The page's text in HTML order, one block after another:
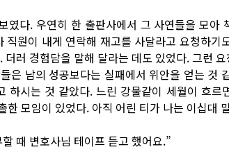
였다. 우연히 한 출판사에서 그 사연들을 모
직원이 내게 연락해 재고를 사달라고 요청하
러 경험담을 말해 달라는 데도 있었다. 그런
은 남의 성공보다는 실패에서 위안을 얻는 것
하시는 것 같았다. 느린 강물같이 세월이 흐
한 모임이 있었다. 아직 어린 티가 나는 이십대
때 변호사님 테이프 듣고 했어요.”